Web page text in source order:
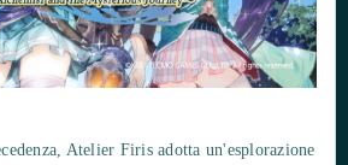
Atelier Firis adotta un'esplorazione